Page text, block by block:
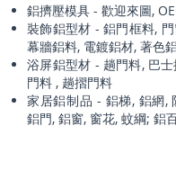
鋁擠壓模具 - 歡迎來圖,
裝飾鋁型材 - 鋁門框料,
幕牆鋁料, 電鍍鋁材, 著色
浴屏鋁型材 - 趟門料, 巴
門料 , 趟摺門料
家居鋁制品 - 鋁梯, 鋁網,
鋁門, 鋁窗, 窗花, 蚊綱; 鋁